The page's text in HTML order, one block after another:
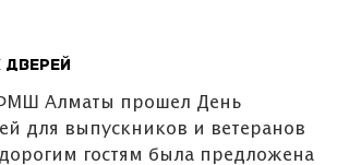
Алматы прошел День
для выпускников и ветеранов
гостям была предложена